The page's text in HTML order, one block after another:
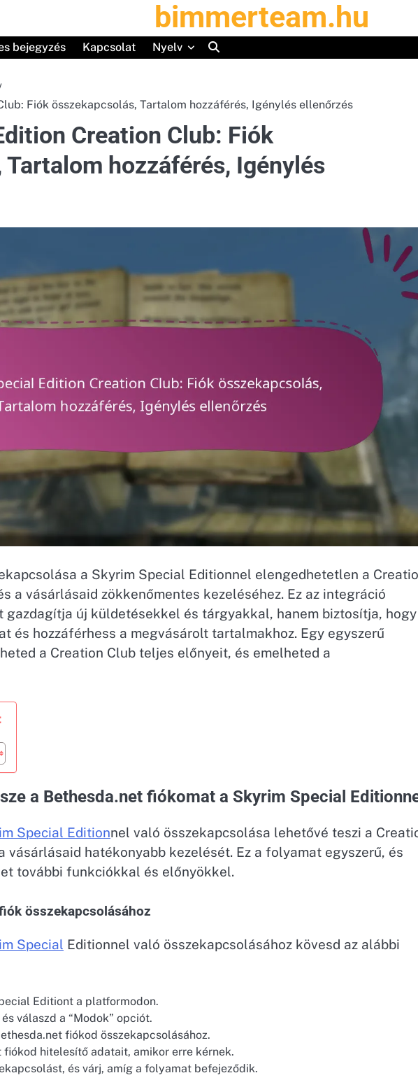
bimmerteam.hu
bejegyzés Kapcsolat Nyelv
Fiók összekapcsolás, Tartalom hozzáférés, Igénylés ellenőrzés
Creation Club: Fiók
hozzáférés, Igénylés
a Skyrim Special Editionnel elengedhetetlen a
a vásárlásaid zökkenőmentes kezeléséhez. Ez az integráció
gazdagítja új küldetésekkel és tárgyakkal, hanem biztosítja, hogy
és hozzáférhess a megvásárolt tartalmakhoz. Egy egyszerű
a Creation Club teljes előnyeit, és emelheted a
a Bethesda.net fiókomat a Skyrim Special
Special Editionnel való összekapcsolása lehetővé teszi a
vásárlásaid hatékonyabb kezelését. Ez a folyamat egyszerű, és
további funkciókkal és előnyökkel.
összekapcsolásához
Special Editionnel való összekapcsolásához kövesd az alábbi
Editiont a platformodon.
válaszd a “Modok” opciót.
fiókod összekapcsolásához.
fiókod hitelesítő adatait, amikor erre kérnek.
és várj, amíg a folyamat befejeződik.